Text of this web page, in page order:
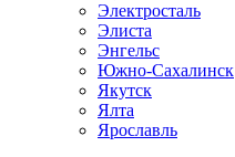
Электросталь
Элиста
Энгельс
Южно-Сахалинск
Якутск
Ялта
Ярославль